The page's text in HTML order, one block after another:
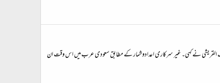
القریشی نے کہی۔ غیر سرکاری اعدادوشمار کے مطابق سعودی عرب میں اس وقت ان